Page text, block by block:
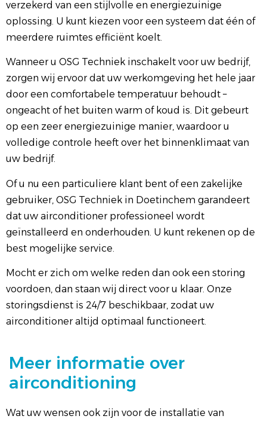
verzekerd van een stijlvolle en energiezuinige
oplossing. U kunt kiezen voor een systeem dat één of
meerdere ruimtes efficiënt koelt.
Wanneer u OSG Techniek inschakelt voor uw bedrijf,
zorgen wij ervoor dat uw werkomgeving het hele jaar
door een comfortabele temperatuur behoudt –
ongeacht of het buiten warm of koud is. Dit gebeurt
op een zeer energiezuinige manier, waardoor u
volledige controle heeft over het binnenklimaat van
uw bedrijf.
Of u nu een particuliere klant bent of een zakelijke
gebruiker, OSG Techniek in Doetinchem garandeert
dat uw airconditioner professioneel wordt
geïnstalleerd en onderhouden. U kunt rekenen op de
best mogelijke service.
Mocht er zich om welke reden dan ook een storing
voordoen, dan staan ​​wij direct voor u klaar. Onze
storingsdienst is 24/7 beschikbaar, zodat uw
airconditioner altijd optimaal functioneert.
Meer informatie over
airconditioning
Wat uw wensen ook zijn voor de installatie van